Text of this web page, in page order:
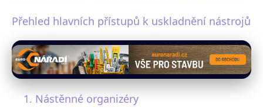
Přehled hlavních přístupů k uskladnění nástrojů
Nástěnné organizéry